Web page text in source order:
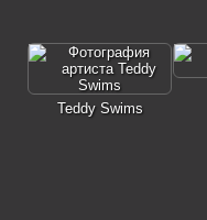
Teddy Swims